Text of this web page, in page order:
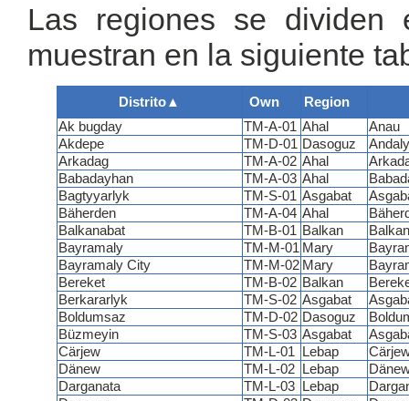
Las regiones se dividen
muestran en la siguiente
Distrito▲ Own
Region
Ak bugday
TM-A-01 Ahal
Anau
Akdepe
TM-D-01 Dasoguz
Arkadag
TM-A-02 Ahal
Babadayhan
TM-A-03 Ahal
Bagtyyarlyk
TM-S-01 Asgabat
Bäherden
TM-A-04 Ahal
Balkanabat
TM-B-01 Balkan
Bayramaly
TM-M-01 Mary
Bayramaly City
TM-M-02 Mary
Bereket
TM-B-02 Balkan
Berkararlyk
TM-S-02 Asgabat
Boldumsaz
TM-D-02 Dasoguz
Büzmeyin
TM-S-03 Asgabat
Cärjew
TM-L-01 Lebap
Dänew
TM-L-02 Lebap
Darganata
TM-L-03 Lebap